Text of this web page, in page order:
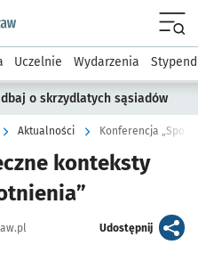
podserwis: Akademicki
Uczelnie Wydarzenia
o skrzydlatych sąsiadów
Aktualności Konferencja
konteksty
Udostępnijartykuł